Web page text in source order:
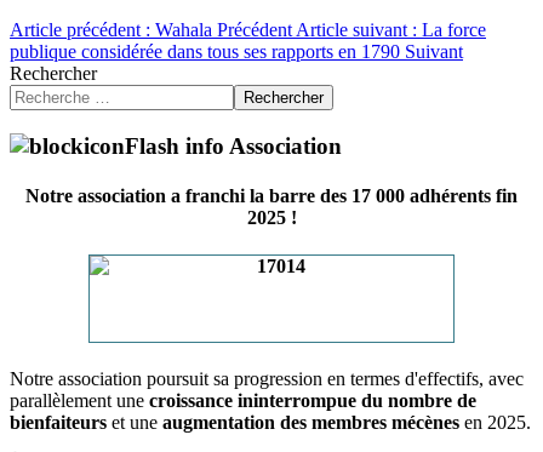
Article précédent : Wahala Précédent Article suivant : La force
publique considérée dans tous ses rapports en 1790 Suivant
Rechercher
Rechercher
Flash info Association
Notre association a franchi la barre des 17 000 adhérents fin
2025 !
Notre association poursuit sa progression en termes d'effectifs, avec
parallèlement une croissance ininterrompue du nombre de
bienfaiteurs et une augmentation des membres mécènes en 2025.